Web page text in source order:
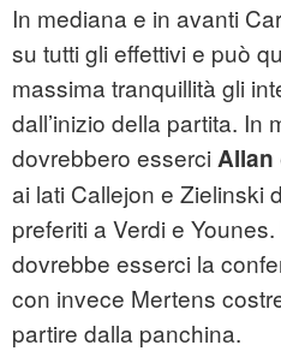
In mediana e in avanti
su tutti gli effettivi e può
massima tranquillità gli
dall’inizio della partita. In
dovrebbero esserci Allan
ai lati Callejon e Zielinski
preferiti a Verdi e
dovrebbe esserci la
con invece Mertens
partire dalla panchina.